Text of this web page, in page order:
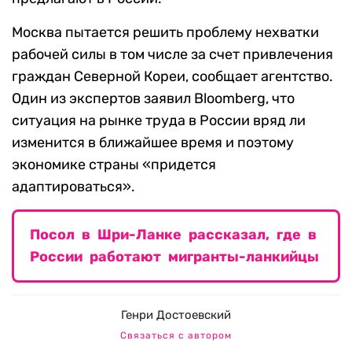
Москва пытается решить проблему нехватки
рабочей силы в том числе за счет привлечения
граждан Северной Кореи, сообщает агентство.
Один из экспертов заявил Bloomberg, что
ситуация на рынке труда в России вряд ли
изменится в ближайшее время и поэтому
экономике страны «придется
адаптироваться».
Посол в Шри-Ланке рассказал, где в
России работают мигранты-ланкийцы
Генри Достоевский
Связаться с автором